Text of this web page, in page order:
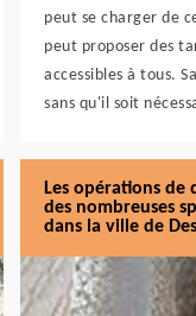
peut se charger de
peut proposer des
accessibles à tous.
sans qu'il soit
Les opérations de
des nombreuses
dans la ville de